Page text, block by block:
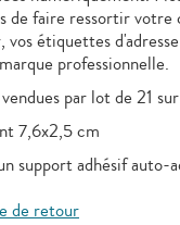
de faire ressortir
vos étiquettes
professionnelle.
par lot de 21
7,6x2,5 cm
support adhésif auto-
de retour